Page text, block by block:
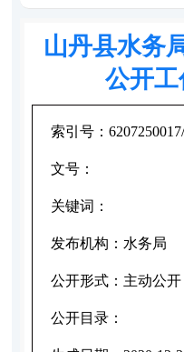
山丹县水务
公开
索引号：
文号：
关键词：
发布机构： 水务局
公开形式： 主动公开
公开目录：